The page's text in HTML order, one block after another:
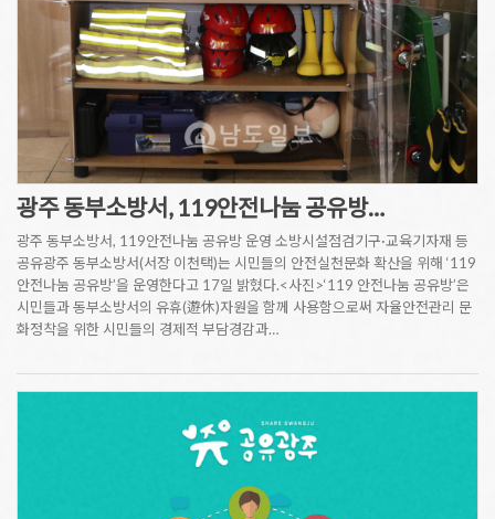
광주 동부소방서, 119안전나눔 공유방…
광주 동부소방서, 119안전나눔 공유방 운영 소방시설점검기구·교육기자재 등
공유광주 동부소방서(서장 이천택)는 시민들의 안전실천문화 확산을 위해 ‘119
안전나눔 공유방’을 운영한다고 17일 밝혔다.<사진>‘119 안전나눔 공유방’은
시민들과 동부소방서의 유휴(遊休)자원을 함께 사용함으로써 자율안전관리 문
화정착을 위한 시민들의 경제적 부담경감과…